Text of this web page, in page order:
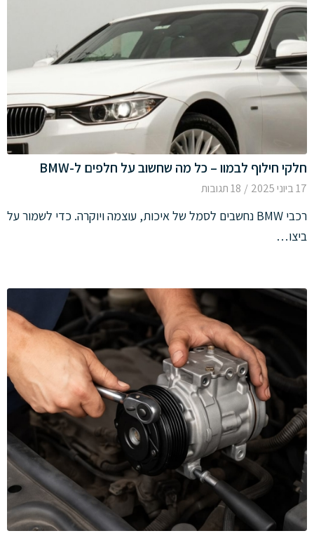
חלקי חילוף לבמוו – כל מה שחשוב על חלפים ל-BMW
17 ביוני 2025 / 18 תגובות
רכבי BMW נחשבים לסמל של איכות, עוצמה ויוקרה. כדי לשמור על
ביצו…